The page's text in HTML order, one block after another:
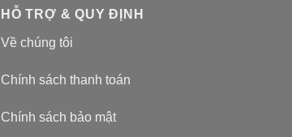
HỖ TRỢ & QUY ĐỊNH
Về chúng tôi
Chính sách thanh toán
Chính sách bảo mật